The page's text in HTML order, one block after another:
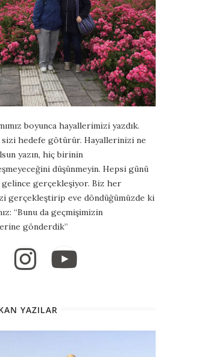
boyunca hayallerimizi yazdık.
sizi hedefe götürür. Hayallerinizi ne
yazın, hiç birinin
düşünmeyin. Hepsi günü
gelince gerçekleşiyor. Biz her
gerçekleştirip eve döndüğümüzde ki
“Bunu da geçmişimizin
gönderdik”
YAZILAR